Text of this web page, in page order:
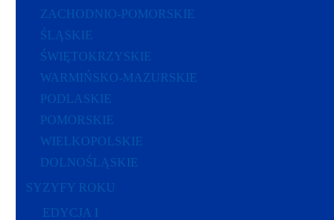
ZACHODNIO-POMORSKIE
ŚLĄSKIE
ŚWIĘTOKRZYSKIE
WARMIŃSKO-MAZURSKIE
PODLASKIE
POMORSKIE
WIELKOPOLSKIE
DOLNOŚLĄSKIE
SYZYFY ROKU
EDYCJA I